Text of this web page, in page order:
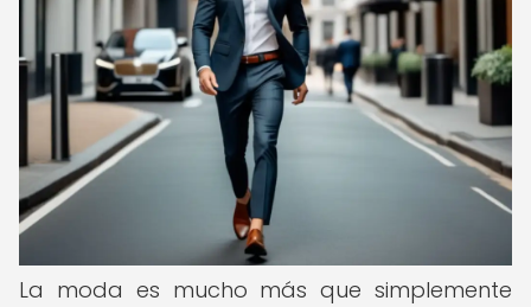
La moda es mucho más que simplemente